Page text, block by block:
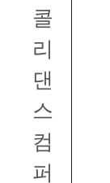
콜
리
댄
스
컴
퍼